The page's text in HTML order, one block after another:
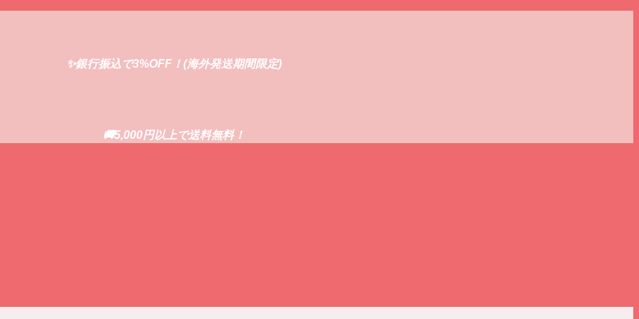
✨銀行振込で3%OFF！(海外発送期間限定)
🚚5,000円以上で送料無料！